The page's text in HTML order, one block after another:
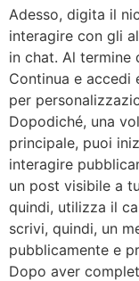
Adesso, digita il
interagire con gli
in chat. Al termine
Continua e accedi
per
Dopodiché, una
principale, puoi
interagire
un post visibile a
quindi, utilizza il
scrivi, quindi, un
pubblicamente e
Dopo aver